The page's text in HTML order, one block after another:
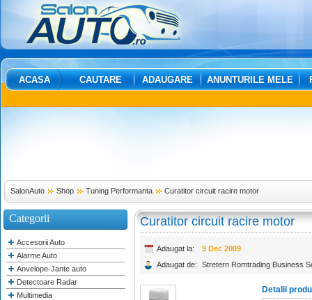
ACASA CAUTARE ADAUGARE ANUNTURILE MELE
SalonAuto Shop Tuning Performanta Curatitor circuit racire motor
Categorii
Accesorii Auto
Alarme Auto
Anvelope-Jante auto
Detectoare Radar
Multimedia
Curatitor circuit racire motor
Adaugat la:
9 Dec 2009
Adaugat de:
Stretern Romtrading Business
Detalii